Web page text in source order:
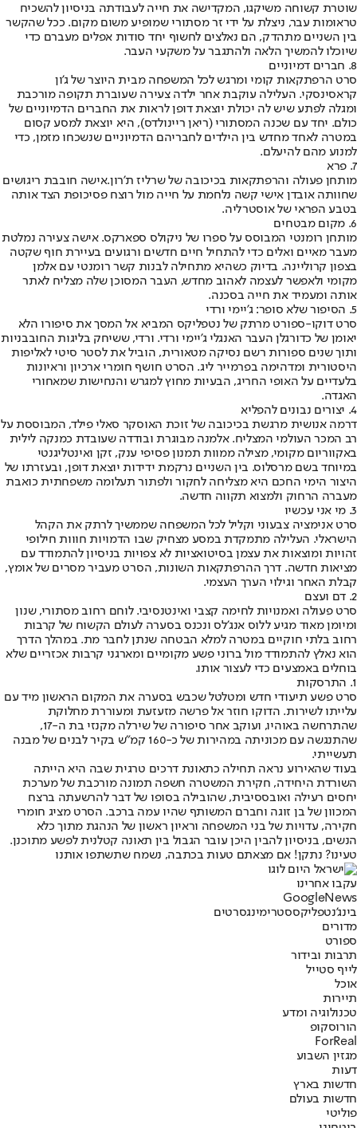
שוטרת קשוחה משיקגו, המקדישה את חייה לעבודתה בניסיון להשכיח
טראומות עבר, ניצלת על ידי זר מסתורי שמופיע משום מקום. ככל שהקשר
בין השניים מתהדק, הם נאלצים לחשוף יחד סודות אפלים מעברם כדי
שיוכלו להמשיך הלאה ולהתגבר על משקעי העבר.
8. חברים דמיוניים
סרט הרפתקאות קומי ומרגש לכל המשפחה מבית היוצר של ג'ון
קראסינסקי. העלילה עוקבת אחר ילדה צעירה שעוברת תקופה מורכבת
ומגלה לפתע שיש לה יכולת יוצאת דופן לראות את החברים הדמיוניים של
כולם. יחד עם שכנה המסתורי (ריאן ריינולדס), היא יוצאת למסע קסום
במטרה לאחד מחדש בין הילדים לחבריהם הדמיוניים שנשכחו מזמן, כדי
למנוע מהם להיעלם.
7. פרא
מותחן פעולה והרפתקאות בכיכובה של שרליז ת'רון.אישה חובבת ריגושים
שחוותה אובדן אישי קשה נלחמת על חייה מול רוצח פסיכופת הצד אותה
בטבע הפראי של אוסטרליה.
6. מקום מבטחים
מותחן רומנטי המבוסס על ספרו של ניקולס ספארקס. אישה צעירה נמלטת
מעבר מאיים ואלים כדי להתחיל חיים חדשים ורגועים בעיירת חוף שקטה
בצפון קרוליינה. בדיוק כשהיא מתחילה לבנות קשר רומנטי עם אלמן
מקומי ולאפשר לעצמה לאהוב מחדש, העבר המסוכן שלה מצליח לאתר
אותה ומעמיד את חייה בסכנה.
5. הסיפור שלא סופר: ג'יימי ורדי
סרט דוקו-ספורט מרתק של נטפליקס המביא אל המסך את סיפורו הלא
יאומן של כדורגלן העבר האנגלי ג'יימי ורדי. ורדי, ששיחק בליגות החובבניות
ותוך שנים ספורות רשם נסיקה מטאורית, הוביל את לסטר סיטי לאליפות
היסטורית ומדהימה בפרמייר ליג. הסרט חושף חומרי ארכיון וראיונות
בלעדיים על האופי החריג, הבעיות מחוץ למגרש והנחישות שמאחורי
האגדה.
4. יצורים נבונים להפליא
דרמה אנושית מרגשת בכיכובה של זוכת האוסקר סאלי פילד, המבוססת על
רב המכר העולמי המצליח. אלמנה מבוגרת ובודדה שעובדת כמנקה לילית
באקווריום מקומי, מצילה ממוות תמנון פסיפי ענק, זקן ואינטליגנטי
במיוחד בשם מרסלוס. בין השניים נרקמת ידידות יוצאת דופן, ובעזרתו של
היצור הימי החכם היא מצליחה לחקור ולפתור תעלומה משפחתית כואבת
מעברה הרחוק ולמצוא תקווה חדשה.
3. מי אני עכשיו
סרט אנימציה צבעוני וקליל לכל המשפחה שממשיך לרתק את הקהל
הישראלי. העלילה מתמקדת במסע מצחיק שבו הדמויות חווות חילופי
זהויות ומוצאות את עצמן בסיטואציות לא צפויות בניסיון להתמודד עם
מציאות חדשה. דרך ההרפתקאות השונות, הסרט מעביר מסרים של אומץ,
קבלת האחר וגילוי הערך העצמי.
2. דם ועצם
סרט פעולה ואמנויות לחימה קצבי ואינטנסיבי. לוחם רחוב מסתורי, שנון
ומיומן מאוד מגיע ללוס אנג'לס ונכנס בסערה לעולם הקשוח של קרבות
רחוב בלתי חוקיים במטרה למלא הבטחה שנתן לחבר מת. במהלך הדרך
הוא נאלץ להתמודד מול ברוני פשע מקומיים ומארגני קרבות אכזריים שלא
בוחלים באמצעים כדי לעצור אותו.
1. התרסקות
סרט פשע תיעודי חדש ומטלטל שכבש בסערה את המקום הראשון מיד עם
עלייתו לשירות. הדוקו חוזר אל פרשה מזעזעת ומעוררת מחלוקת
שהתרחשה באוהיו, ועוקב אחר סיפורה של שירלה מקנזי בת ה-17,
שהתנגשה עם מכוניתה במהירות של כ-160 קמ"ש בקיר לבנים של מבנה
תעשייתי.
בעוד שהאירוע נראה תחילה כתאונת דרכים טרגית שבה היא הייתה
השורדת היחידה, חקירת המשטרה חשפה תמונה מורכבת של מערכת
יחסים רעילה ואובססיבית, שהובילה בסופו של דבר להרשעתה ברצח
המכוון של בן זוגה וחברם המשותף שהיו עמה ברכב. הסרט מציג חומרי
חקירה, עדויות של בני המשפחה וראיון ראשון של הנהגת מתוך כלא
הנשים, בניסיון להבין היכן עובר הגבול בין תאונה קטלנית לפשע מתוכנן.
טעינו? נתקן! אם מצאתם טעות בכתבה, נשמח שתשתפו אותנו
עקבו אחרינו
Googl eNews
בינג'נטפליקססטרימינגסרטים
מדורים
ספורט
תרבות ובידור
לייף סטייל
אוכל
תיירות
טכנולוגיה ומדע
הורוסקופ
ForReal
מגזין השבוע
דעות
חדשות בארץ
חדשות בעולם
פוליטי